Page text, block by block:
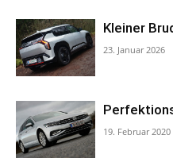
Kleiner
23. Januar 2026
19. Februar 2020